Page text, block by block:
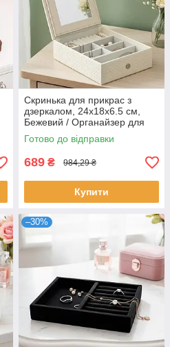
Скринька для прикрас з
дзеркалом, 24x18x6.5 см,
Бежевий / Органайзер для
біжутерії / Шкатулка ювелірна
Готово до відправки
689 ₴ 984,29 ₴
Купити
–30%